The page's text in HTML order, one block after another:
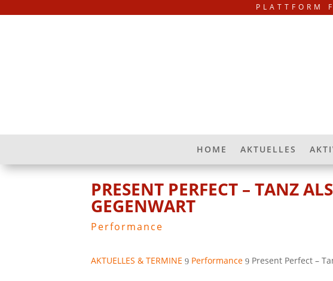
PLATTFORM
HOME AKTUELLES
PRESENT PERFECT – TANZ
GEGENWART
Performance
AKTUELLES & TERMINE 9 Performance 9 Present Perfect –